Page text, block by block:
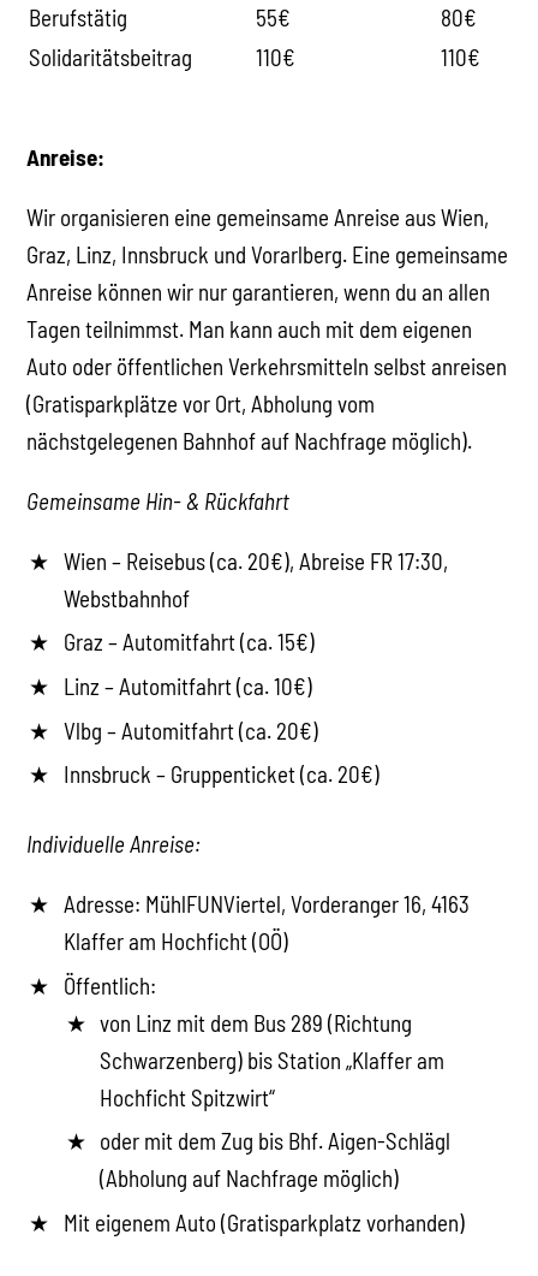
Berufstätig 55€
80€
Solidaritätsbeitrag
110€ 110€
Anreise:
Wir organisieren eine gemeinsame Anreise aus Wien,
Graz, Linz, Innsbruck und Vorarlberg. Eine gemeinsame
Anreise können wir nur garantieren, wenn du an allen
Tagen teilnimmst. Man kann auch mit dem eigenen
Auto oder öffentlichen Verkehrsmitteln selbst anreisen
(Gratisparkplätze vor Ort, Abholung vom
nächstgelegenen Bahnhof auf Nachfrage möglich).
Gemeinsame Hin- & Rückfahrt
Wien – Reisebus (ca. 20€), Abreise FR 17:30,
Webstbahnhof
Graz – Automitfahrt (ca. 15€)
Linz – Automitfahrt (ca. 10€)
Vlbg – Automitfahrt (ca. 20€)
Innsbruck – Gruppenticket (ca. 20€)
Individuelle Anreise:
Adresse: MühlFUNViertel, Vorderanger 16, 4163
Klaffer am Hochficht (OÖ)
Öffentlich:
von Linz mit dem Bus 289 (Richtung
Schwarzenberg) bis Station „Klaffer am
Hochficht Spitzwirt“
oder mit dem Zug bis Bhf. Aigen-Schlägl
(Abholung auf Nachfrage möglich)
Mit eigenem Auto (Gratisparkplatz vorhanden)